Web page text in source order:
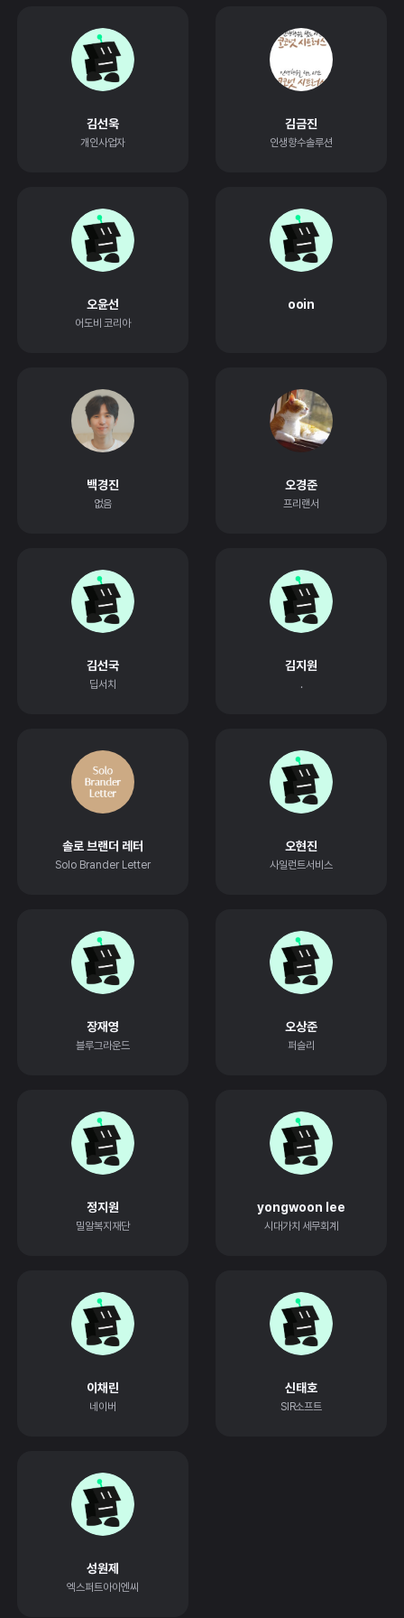
김선욱
개인사업자
김금진
인생향수솔루션
오윤선
어도비 코리아
ooin
백경진
없음
오경준
프리랜서
김선국
딥서치
김지원
.
솔로 브랜더 레터
Solo Brander Letter
오현진
사일런트서비스
장재영
블루그라운드
오상준
퍼슬리
정지원
밀알복지재단
yongwoon lee
시대가치 세무회계
이채린
네이버
신태호
SIR소프트
성원제
엑스퍼트아이엔씨